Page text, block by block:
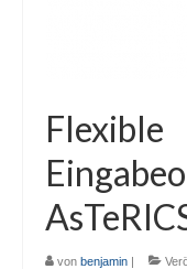
Flexible
von benjamin |